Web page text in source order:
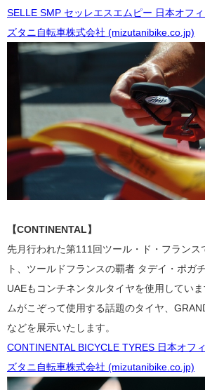
SELLE SMP セッレエスエムピー 日本オフ
ズタニ自転車株式会社 (mizutanibike.co.jp)
【CONTINENTAL】
先月行われた第111回ツール・ド・フランス
ト、ツールドフランスの覇者 タデイ・ポガ
UAEもコンチネンタルタイヤを使用してい
ムがこぞって使用する話題のタイヤ、
などを展示いたします。
CONTINENTAL BICYCLE TYRES 日本オフ
ズタニ自転車株式会社 (mizutanibike.co.jp)